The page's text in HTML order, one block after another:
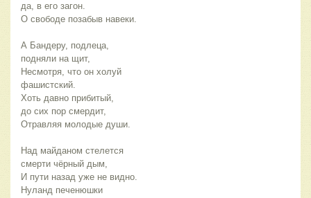
да, в его загон.
О свободе позабыв навеки.
А Бандеру, подлеца,
подняли на щит,
Несмотря, что он холуй
фашистский.
Хоть давно прибитый,
до сих пор смердит,
Отравляя молодые души.
Над майданом стелется
смерти чёрный дым,
И пути назад уже не видно.
Нуланд печенюшки